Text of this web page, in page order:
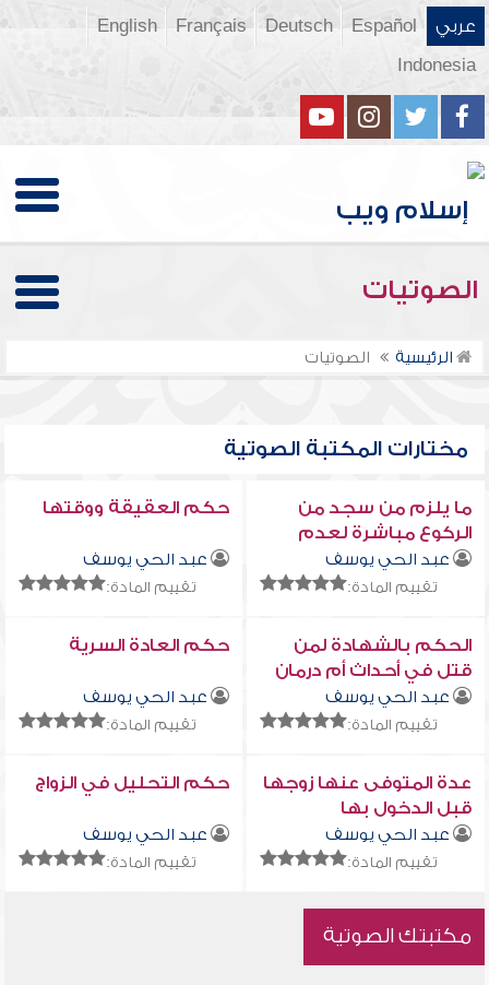
عربي Español
Deutsch
Français
English
Indonesia
الصوتيات
الرئيسية الصوتيات
مختارات المكتبة الصوتية
ما يلزم من سجد من
الركوع مباشرة لعدم
سماع صوت الإمام
عبد الحي يوسف
تقييم المادة:
حكم العقيقة ووقتها
عبد الحي يوسف
تقييم المادة:
الحكم بالشهادة لمن
قتل في أحداث أم درمان
على يد حركة العدل
والمساواة
عبد الحي يوسف
تقييم المادة:
حكم العادة السرية
عبد الحي يوسف
تقييم المادة:
عدة المتوفى عنها زوجها
قبل الدخول بها
عبد الحي يوسف
تقييم المادة:
حكم التحليل في الزواج
عبد الحي يوسف
تقييم المادة:
مكتبتك الصوتية